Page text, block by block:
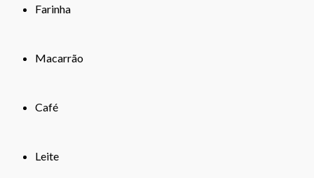
Farinha
Macarrão
Café
Leite